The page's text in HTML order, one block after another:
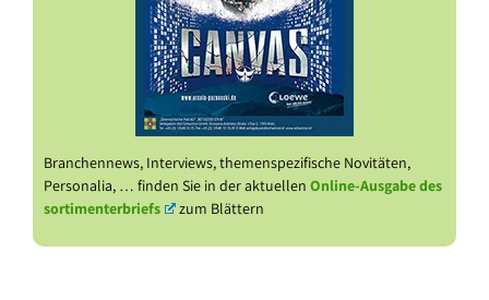
Branchennews, Interviews, themenspezifische Novitäten,
Personalia, … finden Sie in der aktuellen Online-Ausgabe des
sortimenterbriefs
zum Blättern